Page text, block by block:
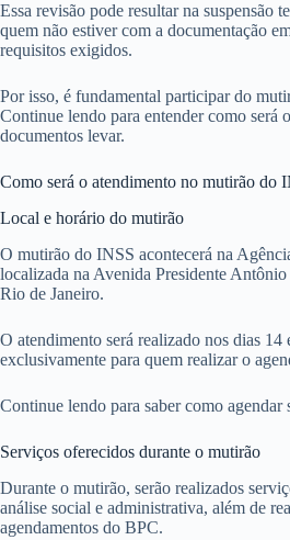
Essa revisão pode resultar na suspensão
quem não estiver com a documentação
requisitos exigidos.
Por isso, é fundamental participar do
Continue lendo para entender como será
documentos levar.
Como será o atendimento no mutirão do
Local e horário do mutirão
O mutirão do INSS acontecerá na
localizada na Avenida Presidente
Rio de Janeiro.
O atendimento será realizado nos dias 14
exclusivamente para quem realizar o
Continue lendo para saber como agendar
Serviços oferecidos durante o mutirão
Durante o mutirão, serão realizados
análise social e administrativa, além de
agendamentos do BPC.